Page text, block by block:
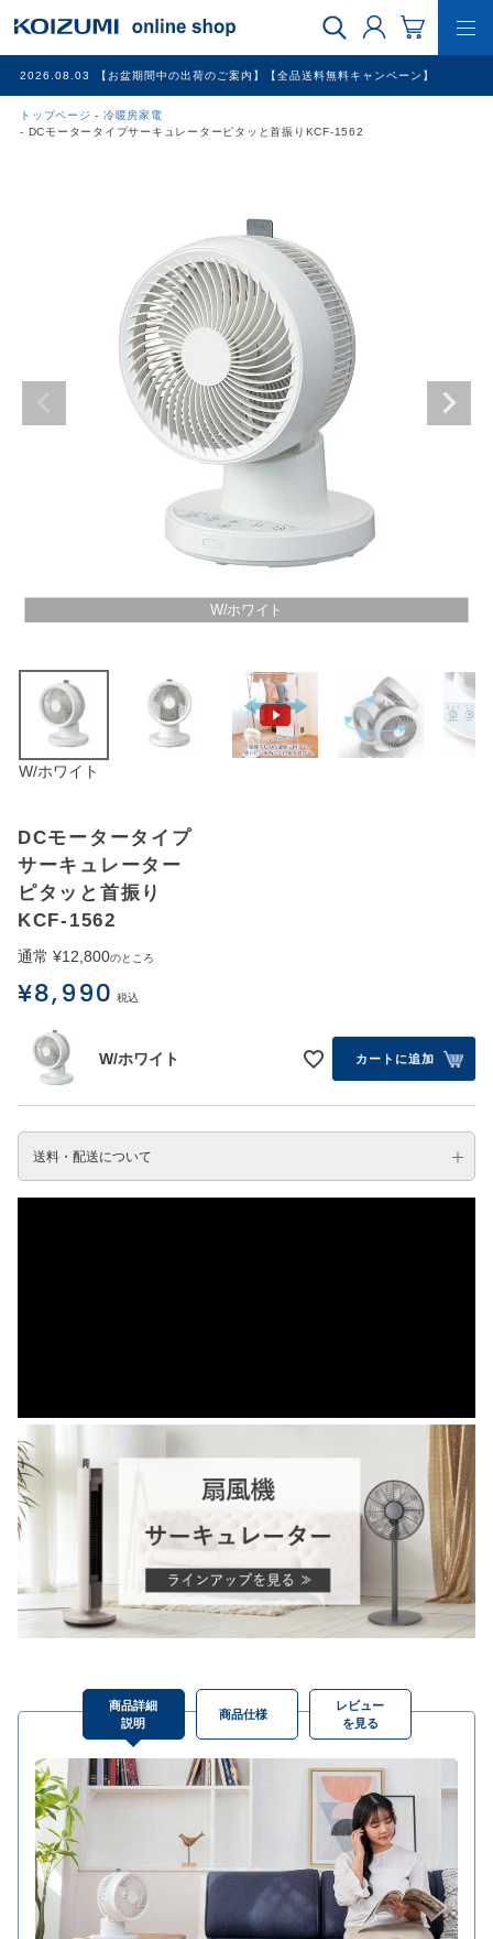
2026.08.03 【お盆期間中の出荷のご案内】【全品送料無料キャンペーン】
トップページ
冷暖房家電
DCモータータイプサーキュレーターピタッと首振りKCF-1562
WEB限定品
冷暖房家電
アウトレットSALE
ログイン
お問い合わせ
W/ホワイト
W/ホワイト
DCモータータイプ
サーキュレーター
ピタッと首振り
KCF-1562
通常 ¥12,800のところ
¥8,990 税込
W/ホワイト カートに追加
送料・配送について
商品詳細
説明
商品仕様
レビュー
を見る